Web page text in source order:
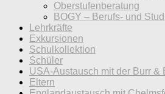
Oberstufenberatung
BOGY – Berufs- und
Lehrkräfte
Exkursionen
Schulkollektion
Schüler
USA-Austausch mit der Burr &
Eltern